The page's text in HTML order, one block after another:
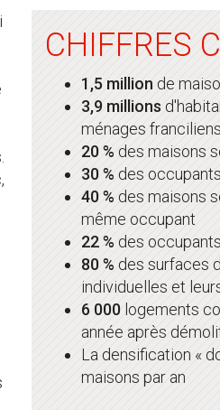
CHIFFRES
1,5 million de
3,9 millions
ménages
20 % des maisons
30 % des
40 % des maisons
même occupant
22 % des
80 % des surfaces
individuelles et
6 000 logements
année après
La densification «
maisons par an